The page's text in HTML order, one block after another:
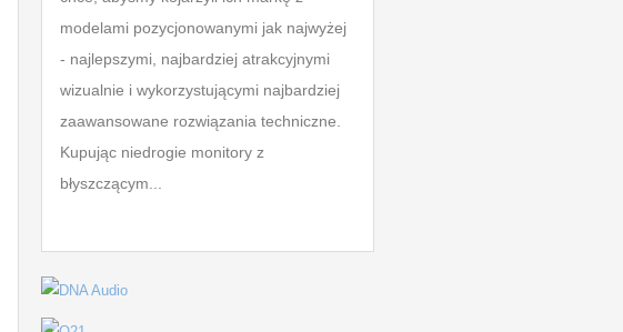
modelami pozycjonowanymi jak najwyżej
- najlepszymi, najbardziej atrakcyjnymi
wizualnie i wykorzystującymi najbardziej
zaawansowane rozwiązania techniczne.
Kupując niedrogie monitory z
błyszczącym...